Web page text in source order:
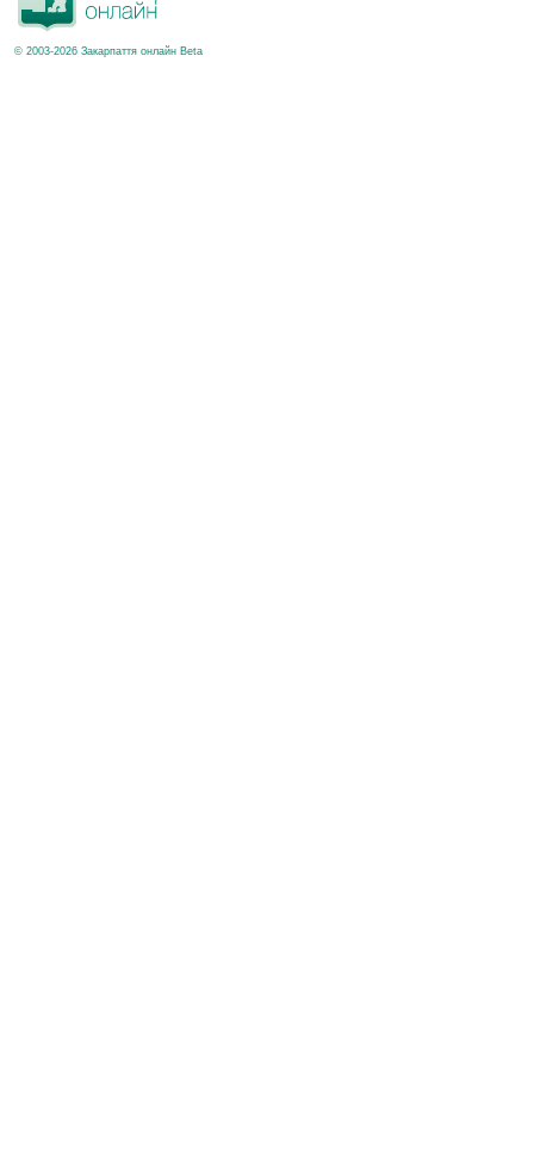
© 2003-2026 Закарпаття онлайн Beta